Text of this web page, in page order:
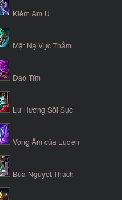
Kiếm Âm U
Mặt Nạ Vực Thẳm
Đao Tím
Lư Hương Sôi Sục
Vọng Âm của Luden
Bùa Nguyệt Thạch